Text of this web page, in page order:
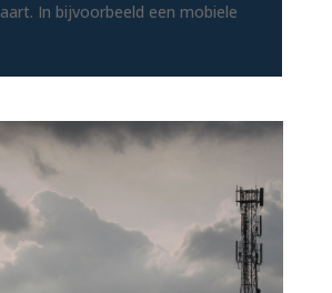
In bijvoorbeeld een mobiele